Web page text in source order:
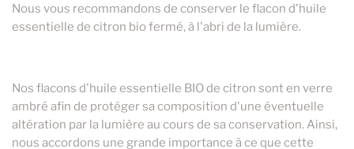
Nous vous recommandons de conserver le flacon d'huile
essentielle de citron bio fermé, à l'abri de la lumière.
Nos flacons d'huile essentielle BIO de citron sont en verre
ambré afin de protéger sa composition d'une éventuelle
altération par la lumière au cours de sa conservation. Ainsi,
nous accordons une grande importance à ce que cette